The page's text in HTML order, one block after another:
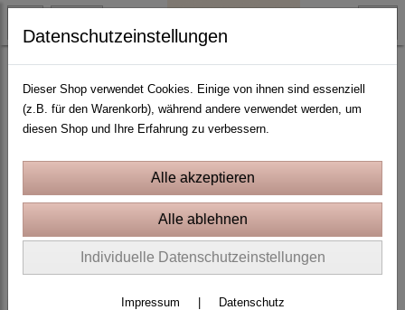
Meeresleben und Strand
Sortierung wählen
Produkte je Seite
Datenschutzeinstellungen
Dieser Shop verwendet Cookies. Einige von ihnen sind essenziell
(z.B. für den Warenkorb), während andere verwendet werden, um
diesen Shop und Ihre Erfahrung zu verbessern.
Individuelle Datenschutzeinstellungen
Impressum Datenschutz